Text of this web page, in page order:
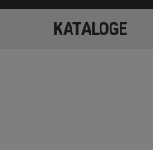
KATALOGE